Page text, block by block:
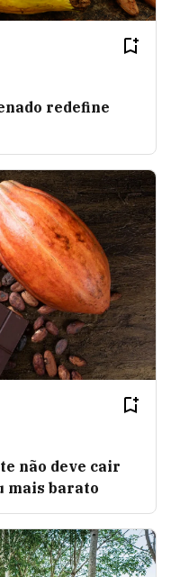
redefine
não deve cair
mais barato